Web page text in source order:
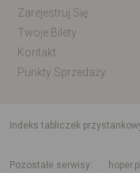
Zarejestruj Się
Twoje Bilety
Kontakt
Punkty Sprzedaży
indeks tabliczek
Pozostałe serwisy
hoper.pl